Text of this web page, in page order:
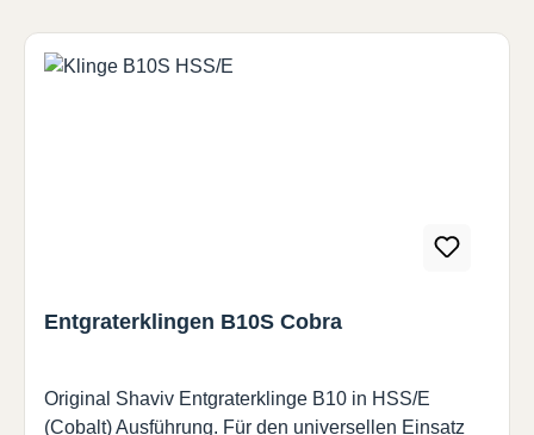
Entgraterklingen B10S Cobra
Original Shaviv Entgraterklinge B10 in HSS/E
(Cobalt) Ausführung. Für den universellen Einsatz